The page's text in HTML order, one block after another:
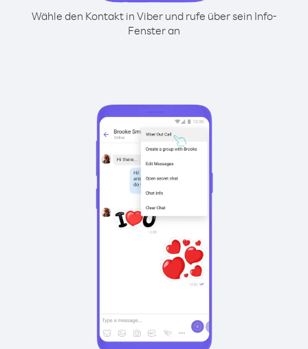
Wähle den Kontakt in Viber und rufe über sein Info-
Fenster an